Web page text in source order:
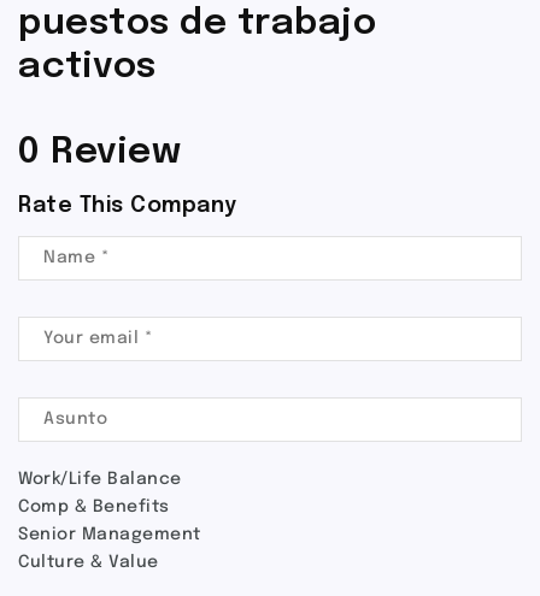
puestos de trabajo
activos
0 Review
Rate This Company
Work/Life Balance
Comp & Benefits
Senior Management
Culture & Value